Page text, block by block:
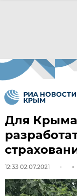
Для
12:33 02.07.2021